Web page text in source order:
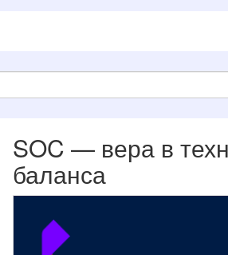
SOC — вера в
баланса